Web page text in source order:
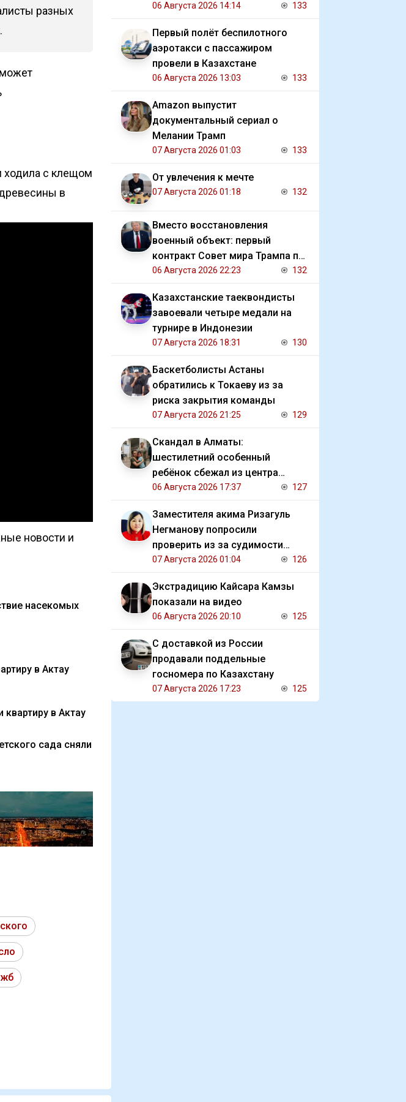
разных
ходила с клещом
в
новости и
насекомых
в Актау
в Актау
сада сняли
должниками государства
06 Августа 2026 14:14 133
Первый полёт беспилотного
аэротакси с пассажиром
провели в Казахстане
06 Августа 2026 13:03 133
Amazon выпустит
документальный сериал о
Мелании Трамп
07 Августа 2026 01:03 133
От увлечения к мечте
07 Августа 2026 01:18 132
Вместо восстановления
военный объект: первый
контракт Совет мира Трампа по
Газе
06 Августа 2026 22:23 132
Казахстанские таеквондисты
завоевали четыре медали на
турнире в Индонезии
07 Августа 2026 18:31 130
Баскетболисты Астаны
обратились к Токаеву из за
риска закрытия команды
07 Августа 2026 21:25 129
Скандал в Алматы:
шестилетний особенный
ребёнок сбежал из центра
реабилитации и потерялся
06 Августа 2026 17:37 127
Заместителя акима Ризагуль
Негманову попросили
проверить из за судимости
сестры
07 Августа 2026 01:04 126
Экстрадицию Кайсара Камзы
показали на видео
06 Августа 2026 20:10 125
С доставкой из России
продавали поддельные
госномера по Казахстану
07 Августа 2026 17:23 125